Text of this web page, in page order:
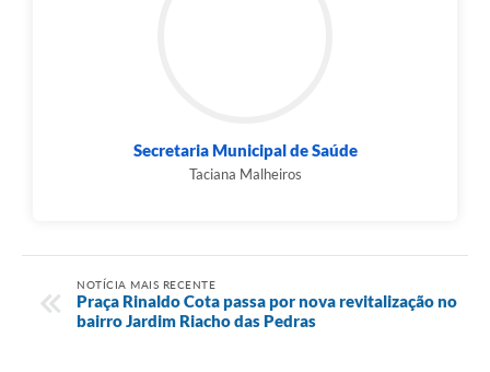
Secretaria Municipal de Saúde
Taciana Malheiros
NOTÍCIA MAIS RECENTE
Praça Rinaldo Cota passa por nova revitalização no
bairro Jardim Riacho das Pedras